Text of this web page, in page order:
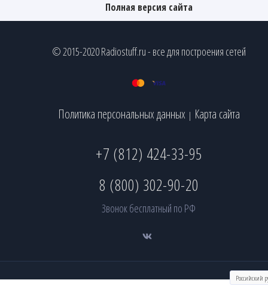
Полная версия сайта
© 2015-2020 Radiostuff.ru - все для построения сетей
Политика персональных данных | Карта сайта
+7 (812) 424-33-95
8 (800) 302-90-20
Звонок бесплатный по РФ